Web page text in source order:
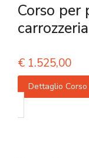
Corso per
carrozzeria
€ 1.525,00
Dettaglio Corso